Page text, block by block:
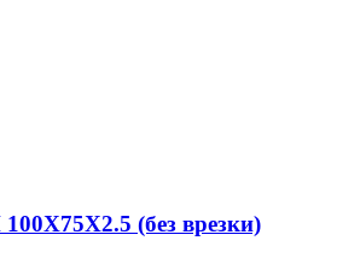
(без врезки)